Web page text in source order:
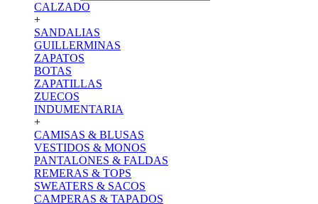
CALZADO
+
SANDALIAS
GUILLERMINAS
ZAPATOS
BOTAS
ZAPATILLAS
ZUECOS
INDUMENTARIA
+
CAMISAS & BLUSAS
VESTIDOS & MONOS
PANTALONES & FALDAS
REMERAS & TOPS
SWEATERS & SACOS
CAMPERAS & TAPADOS